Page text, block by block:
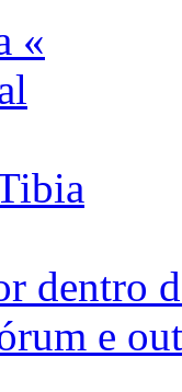
«
dentro
e